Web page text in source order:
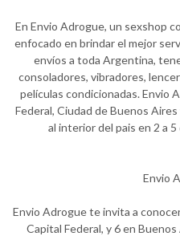
En Envio Adrogue, un sexshop
enfocado en brindar el mejor
envíos a toda Argentina,
consoladores, vibradores,
películas condicionadas. Envio
Federal, Ciudad de Buenos
al interior del pais en 2 a
Envio
Envio Adrogue te invita a
Capital Federal, y 6 en